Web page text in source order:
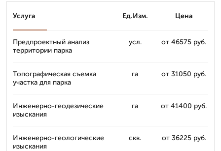
Услуга Ед.Изм. Цена
Предпроектный анализ
территории парка
усл. от 46575 руб.
Топографическая съемка
участка для парка
га от 31050 руб.
Инженерно-геодезические
изыскания
га от 41400 руб.
Инженерно-геологические
изыскания
скв. от 36225 руб.